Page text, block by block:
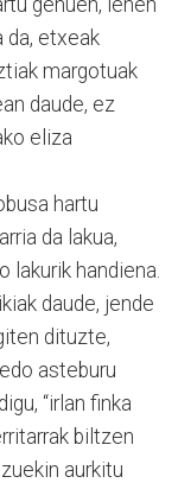
da, etxeak
margotuak
daude, ez
eliza
hartu
da lakua,
lakurik handiena.
daude, jende
dituzte,
asteburu
“irlan finka
biltzen
aurkitu